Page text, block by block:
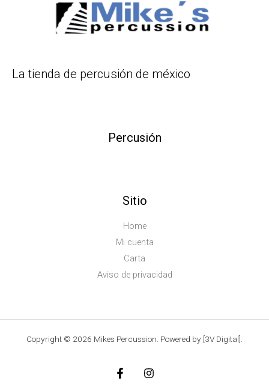
La tienda de percusión de méxico
Percusión
Sitio
Home
Mi cuenta
Carta
Aviso de privacidad
Copyright © 2026 Mikes Percussion. Powered by [3V Digital].